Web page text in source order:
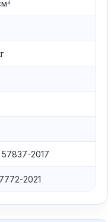
2017
2021